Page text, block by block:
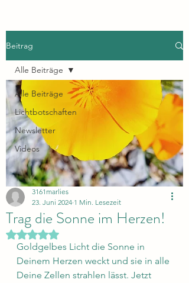
Beitrag
Alle Beiträge
Lichtbotschaften
Newsletter
Videos
Alle Beiträge
Trag die Sonne im Herzen!
3161marlies
23. Juni 2024 1 Min. Lesezeit
Mit NaN von 5 Sternen bewertet.
Goldgelbes Licht die Sonne in
Deinem Herzen weckt und sie in alle
Deine Zellen strahlen lässt. Jetzt